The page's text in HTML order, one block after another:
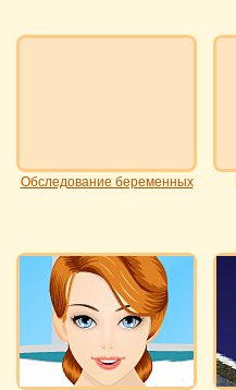
Обследование беременных